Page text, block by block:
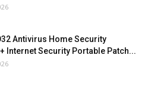
Antivirus Home Security
Internet Security Portable Patch...